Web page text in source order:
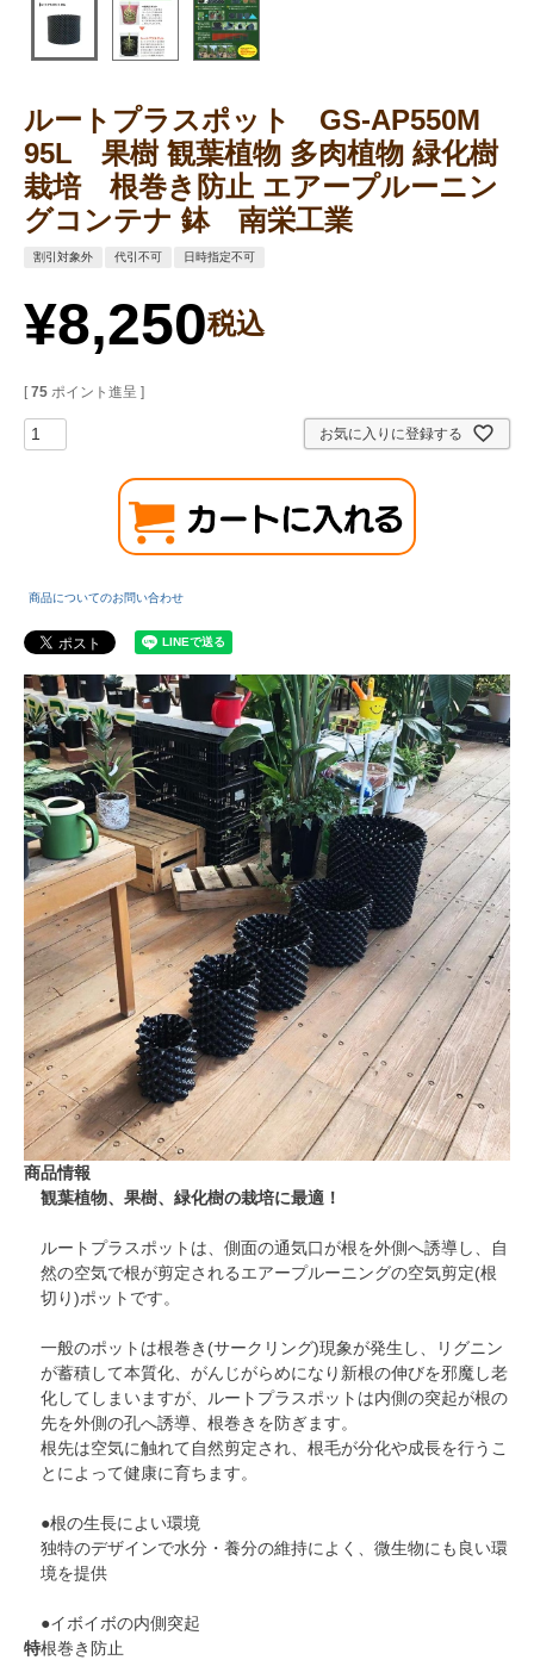
ルートプラスポット GS-AP550M
95L 果樹 観葉植物 多肉植物 緑化樹
栽培 根巻き防止 エアープルーニン
グコンテナ 鉢 南栄工業
割引対象外 代引不可 日時指定不可
¥8,250税込
[ 75 ポイント進呈 ]
お気に入りに登録する
商品についてのお問い合わせ
商品情報
特
観葉植物、果樹、緑化樹の栽培に最適！
ルートプラスポットは、側面の通気口が根を外側へ誘導し、自
然の空気で根が剪定されるエアープルーニングの空気剪定(根
切り)ポットです。
一般のポットは根巻き(サークリング)現象が発生し、リグニン
が蓄積して本質化、がんじがらめになり新根の伸びを邪魔し老
化してしまいますが、ルートプラスポットは内側の突起が根の
先を外側の孔へ誘導、根巻きを防ぎます。
根先は空気に触れて自然剪定され、根毛が分化や成長を行うこ
とによって健康に育ちます。
●根の生長によい環境
独特のデザインで水分・養分の維持によく、微生物にも良い環
境を提供
●イボイボの内側突起
根巻き防止